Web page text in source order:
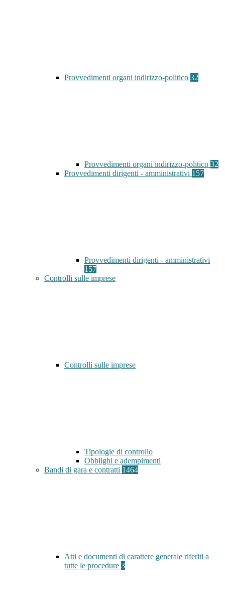
Provvedimenti organi indirizzo-politico 32
Provvedimenti organi indirizzo-politico 32
Provvedimenti dirigenti - amministrativi 157
Provvedimenti dirigenti - amministrativi
157
Controlli sulle imprese
Controlli sulle imprese
Tipologie di controllo
Obblighi e adempimenti
Bandi di gara e contratti 1464
Atti e documenti di carattere generale riferiti a
tutte le procedure 3